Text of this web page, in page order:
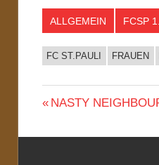
ALLGEMEIN FCSP
FC ST.PAULI FRAUEN
Vorheriger
NASTY